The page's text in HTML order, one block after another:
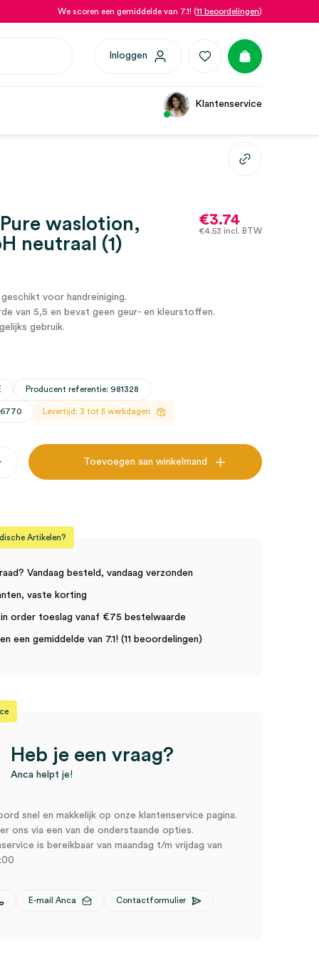
We scoren een gemiddelde van 7.1! (11 beoordelingen)
Inloggen
Klantenservice
waslotion,
neutraal (1)
€3.74
€4.53 incl. BTW
voor handreiniging.
van 5,5 en bevat geen geur- en kleurstoffen.
gebruik.
Producent referentie: 981328
Levertijd: 3 tot 5 werkdagen
Toevoegen aan winkelmand
Artikelen?
Vandaag besteld, vandaag verzonden
vaste korting
order toeslag vanaf €75 bestelwaarde
een gemiddelde van 7.1! (11 beoordelingen)
Heb je een vraag?
Anca helpt je!
snel en makkelijk op onze klantenservice pagina.
ons via een van de onderstaande opties.
is bereikbaar van maandag t/m vrijdag van
E-mail Anca Contactformulier